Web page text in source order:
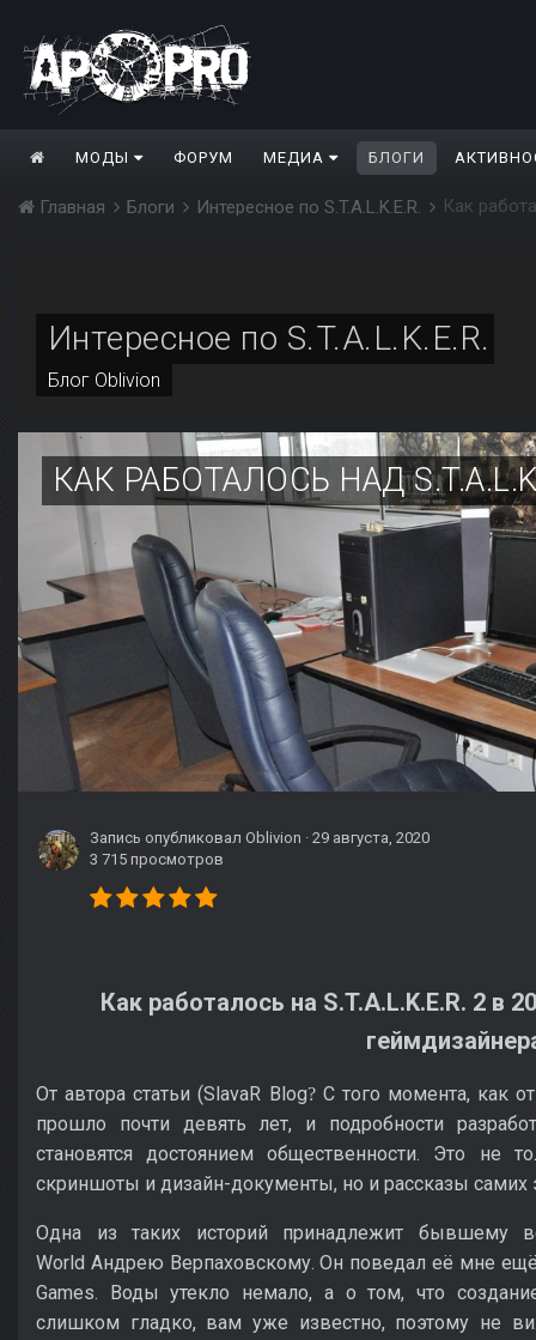
МОДЫ ФОРУМ МЕДИА БЛОГИ
Главная Блоги Интересное по S.T.A.L.K.E.R. Как
Интересное по S.T.A.L.K.E.R.
Блог Oblivion
КАК РАБОТАЛОСЬ НАД
Запись опубликовал Oblivion · 29 августа, 2020
3 715 просмотров
Как работалось на S.T.A.L.K.E.R. 2 в
От автора статьи (SlavaR Blog?С того момента, как
прошло почти девять лет, и подробности
становятся достоянием общественности. Это не
скриншоты и дизайн-документы, но и рассказы самих
Одна из таких историй принадлежит бывшему
World Андрею Верпаховскому. Он поведал её мне
Games. Воды утекло немало, а о том, что
слишком гладко, вам уже известно, поэтому не